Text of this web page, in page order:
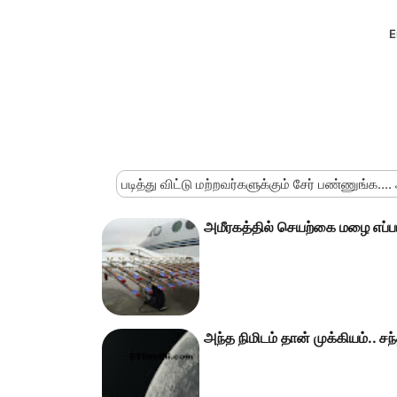
படித்து விட்டு மற்றவர்களுக்கும் சேர்
அமீரகத்தில் செயற்கை மழை எப்படி
அந்த நிமிடம் தான் முக்கியம்..